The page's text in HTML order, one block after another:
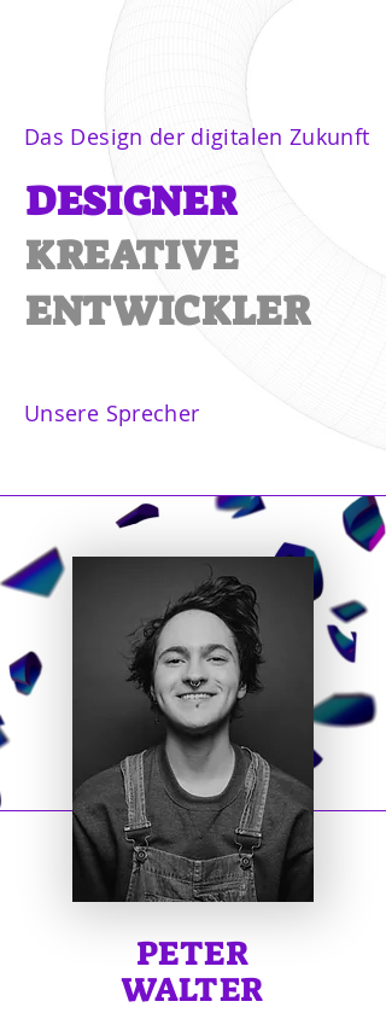
Das Design der digitalen Zukunft
DESIGNER
KREATIVE
ENTWICKLER
Unsere Sprecher
PETER
WALTER